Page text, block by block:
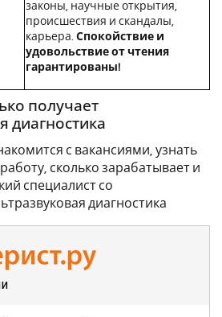
законы, научные открытия,
происшествия и скандалы,
карьера. Спокойствие и
удовольствие от чтения
гарантированы!
получает
диагностика
с вакансиями, узнать
сколько зарабатывает и
специалист со
диагностика